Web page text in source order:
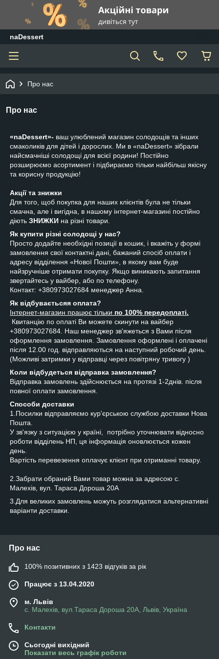
naDessert
Про нас
Про нас
«naDessert»- ваш улюблений магазин солодощів та інших
смаколиків для дітей і дорослих. Ми в «naDessert» зібрали
найсмачніші солодощі для всієї родини! Постійно
розширюємо асортимент і підбираємо тільки найбільш якісну
та корисну продукцію!
Акції та знижки
Для того, щоб покупка для наших клієнтів була не тільки
смачна, але і вигідна, в нашому інтернет-магазині постійно
діють ЗНИЖКИ на різні товари.
Як купити різні солодощі у нас?
Просто додайте необхідні позиції в кошик, і вкажіть у формі
замовлення свої контактні дані, бажаний спосіб оплати і
адресу відділення «Нової Пошти», в якому вам буде
найзручніше отримати покупку. Якщо виникають запитання
звертайтесь у вайбер, або по телефону.
Контакт: +380973027684 менеджер Анна.
Як відбуваєтьсяя оплата?
Інтернет-магазин працює тільки по 100% передоплаті.
Квитанцію по оплаті Ви можете скинути на вайбер
+380973027684. Наш менеджер зв'яжеться з Вами після
оформлення замовлення. Замовлення оформлені і оплачені
після 12.00 год. відправляються на наступний робочий день.
(Можливі затримки у відправці через повітряну тривогу )
Коли відбудеться відправка замовлення?
Відправка замовлень здійснюється на протязі 1-2днів. після
повної оплати замовлення.
Способи доставки
1.Посилки відправляємо кур'єрською службою доставки Нова
Пошта.
У зв'язку з ситуацією у країні, потрібно уточнювати відносно
роботи відділень НП, ця інформація оновлюється кожен
день.
Вартість перевезення оплачує клієнт при отриманні товару.
2.Забрати обраний Вами товар можна за адресою с.
Малехів, вул. Тараса Дороша 20А
3.Для великих замовлень можуть розглядатися альтернативні
варіанти доставки.
Про нас
100% позитивних з 1423 відгуків за рік
Працює з 13.04.2020
м. Львів
с. Малехів, вул.Тараса Дороша 20А, Львів, Україна
Контакти
Сьогодні вихідний
Показати весь графік роботи